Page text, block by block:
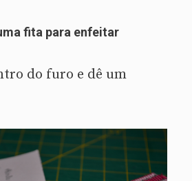
fita para enfeitar
do furo e dê um